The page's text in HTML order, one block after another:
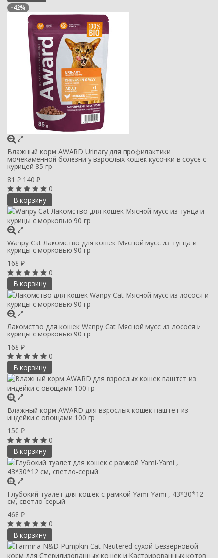
-42%
Влажный корм AWARD Urinary для профилактики
мочекаменной болезни у взрослых кошек кусочки в соусе с
курицей 85 гр
81 ₽ 140 ₽
0
В корзину
Wanpy Cat Лакомство для кошек Мясной мусс из тунца и
курицы с морковью 90 гр
168 ₽
0
В корзину
Лакомство для кошек Wanpy Cat Мясной мусс из лосося и
курицы с морковью 90 гр
168 ₽
0
В корзину
Влажный корм AWARD для взрослых кошек паштет из
индейки с овощами 100 гр
150 ₽
0
В корзину
Глубокий туалет для кошек с рамкой Yami-Yami , 43*30*12
см, светло-серый
468 ₽
0
В корзину